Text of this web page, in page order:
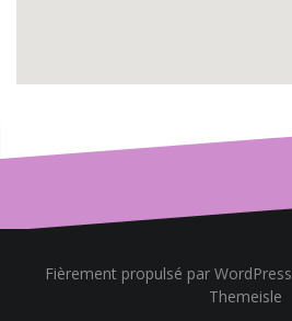
Fièrement propulsé par WordPress
Themeisle